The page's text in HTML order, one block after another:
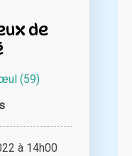
de
(59)
à 14h00